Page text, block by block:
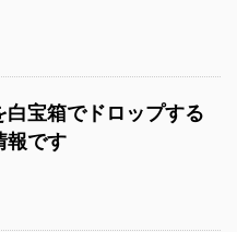
白宝箱でドロップする
報です